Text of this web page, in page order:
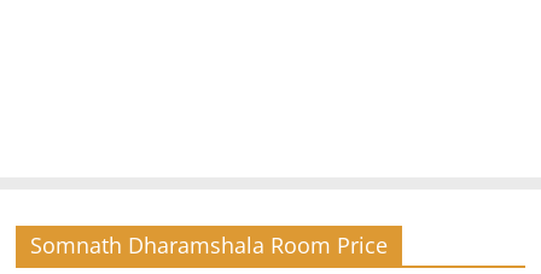
Somnath Dharamshala Room Price